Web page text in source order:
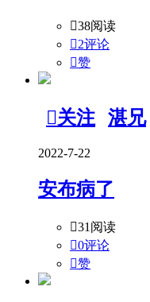
38阅读
2评论
赞
关注 湛兄
2022-7-22
安布病了
31阅读
0评论
赞